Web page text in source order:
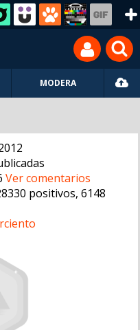
MODERA
Ver comentarios
positivos, 6148